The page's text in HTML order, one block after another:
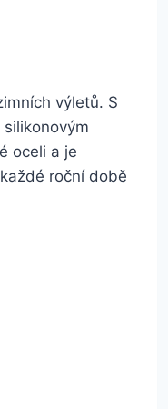
výletů. S
oceli a je
roční době